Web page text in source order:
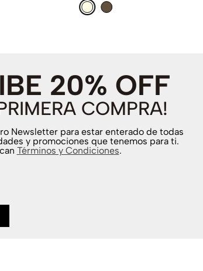
20% OFF
COMPRA!
Newsletter para estar enterado de todas
y promociones que tenemos para ti.
Términos y Condiciones.